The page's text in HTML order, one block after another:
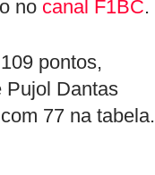
no canal F1BC.
pontos,
Pujol Dantas
77 na tabela.